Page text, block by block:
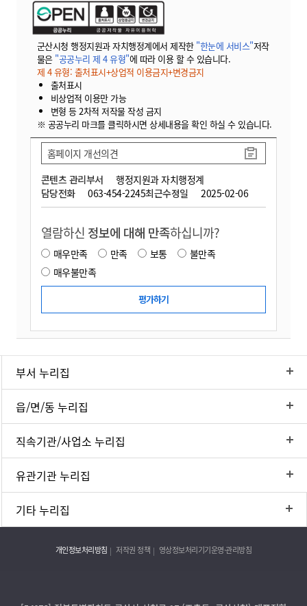
군산시청 행정지원과 자치행정계에서 제작한 "한눈에 서비스"저작
물은 "공공누리 제 4 유형"에 따라 이용 할 수 있습니다.
제 4 유형: 출처표시+상업적 이용금지+변경금지
출처표시
비상업적 이용만 가능
변형 등 2차적 저작물 작성 금지
※ 공공누리 마크를 클릭하시면 상세내용을 확인 하실 수 있습니다.
콘텐츠 관리부서
행정지원과 자치행정계
담당전화
063-454-2245최근수정일 2025-02-06
홈페이지 개선의견
열람하신 정보에 대해 만족하십니까?
매우만족 만족 보통
불만족
매우불만족
부서 누리집
읍/면/동 누리집
직속기관/사업소 누리집
유관기관 누리집
기타 누리집
개인정보처리방침 저작권 정책 영상정보처리기기운영·관리방침